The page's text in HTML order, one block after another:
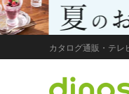
カタログ通販・テレ